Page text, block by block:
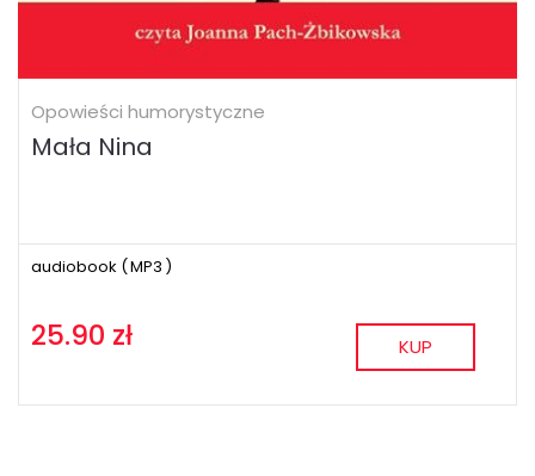
Opowieści humorystyczne
Mała Nina
audiobook (MP3 )
25.90 zł KUP